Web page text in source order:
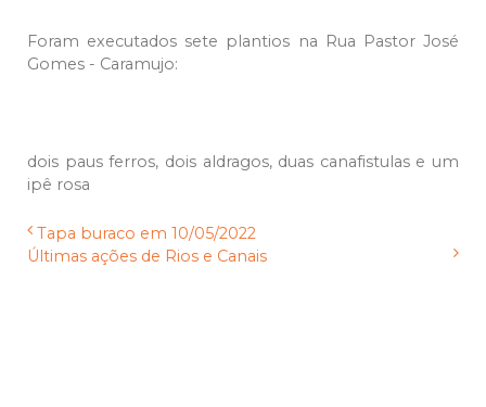
Foram executados sete plantios na Rua Pastor José
Gomes - Caramujo:
dois paus ferros, dois aldragos, duas canafistulas e um
ipê rosa
Tapa buraco em 10/05/2022
Últimas ações de Rios e Canais